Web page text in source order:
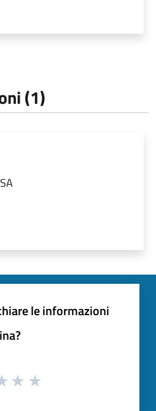
(1)
le informazioni